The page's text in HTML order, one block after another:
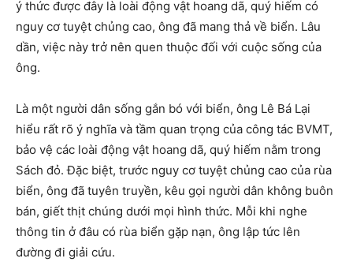
ý thức được đây là loài động vật hoang dã, quý hiếm có
nguy cơ tuyệt chủng cao, ông đã mang thả về biển. Lâu
dần, việc này trở nên quen thuộc đối với cuộc sống của
ông.
Là một người dân sống gắn bó với biển, ông Lê Bá Lại
hiểu rất rõ ý nghĩa và tầm quan trọng của công tác BVMT,
bảo vệ các loài động vật hoang dã, quý hiếm nằm trong
Sách đỏ. Đặc biệt, trước nguy cơ tuyệt chủng cao của rùa
biển, ông đã tuyên truyền, kêu gọi người dân không buôn
bán, giết thịt chúng dưới mọi hình thức. Mỗi khi nghe
thông tin ở đâu có rùa biển gặp nạn, ông lập tức lên
đường đi giải cứu.